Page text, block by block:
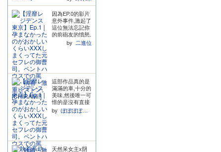
그런 상황에서
많이 쓰이니까
야한 느낌이 확
살았어요 예..ㅎ
그리고 집 처들
어갈 때 문 안 열
어주니까 동네방
근친 정말 안 좋
아하는데, 연기
하는 것처럼 중
간에 대사 넣어
줘서 전 너무 좋
았습니다 베리베
리 감사.. 마지막
베리 개큰 포인
트 아 그리고 단
리에요 여러분
숴봐 ㄹㅇ 시오
후키 소리 겁나
찰지고 성우분
여기서 연기 신
급입니다 헤드셋
나갈까봐 흠칫거
리고 목 아끼지
않고 마구 내뱉
어서 성우분 목
걱정될 정도였어
요 ㅋㅋㅋ 아 근
짜 찐따같이 울
어서 ㅋㅋㅋ 근
을 기다려왔던거
네요… 정말 너
무 좋았어요.. 파
라가든 서클의
히로인짱 대우가
너무 좋음 어쨋
여자애 최고…
起,像是舌頭放置
的位子有誤和口
腔肌肉運用的不
太熟練的感覺,令
人忍不住很在
意。 雖然超級便
宜,但如果和我一
因為EP.0的影片
意外事件,激起了
這位無法忘記你
的前砲友的憤怒,
決定讓過去式變
成現在式,用調教
妒的S性愛,肉多
多好香好好吃,在
sex時一邊火大
地想像你有其他
男人,一邊又多次
讓你想起他曾刻
你的思念與怨恨
by 二進位
這部作品真的是
滿滿的車,十分的
美味,然後唯一可
惜的是沒有直接
說出任何一句喜
歡(但是可以感受
台詞中可以很明
顯的感受他對你
by ぼぼぼぼぼぼ
天然呆女主x阴